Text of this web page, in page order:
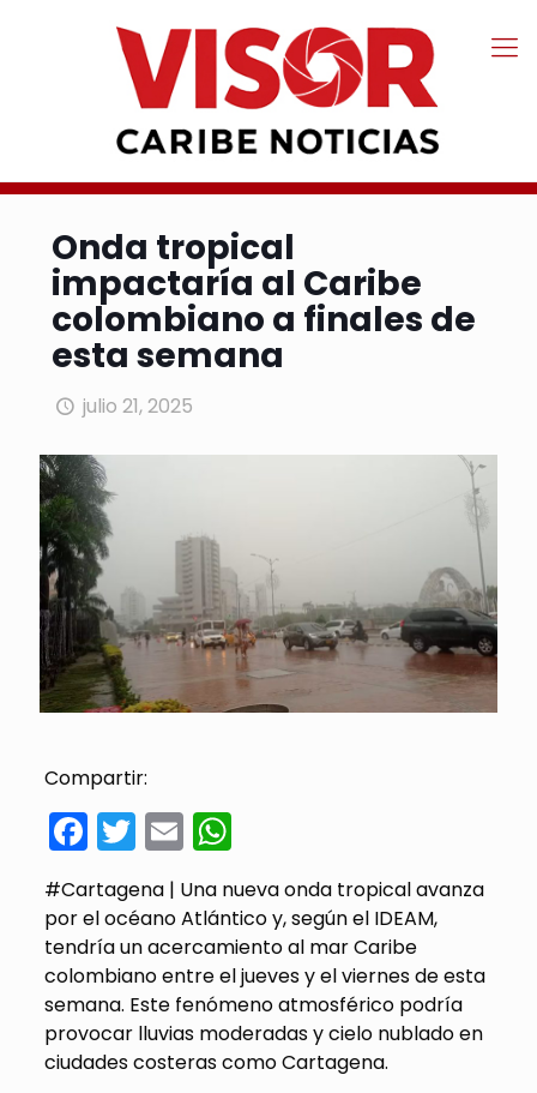
Onda tropical
impactaría al Caribe
colombiano a finales de
esta semana
julio 21, 2025
Compartir:
Facebook
Twitter
EmailWhatsApp
#Cartagena | Una nueva onda tropical avanza
por el océano Atlántico y, según el IDEAM,
tendría un acercamiento al mar Caribe
colombiano entre el jueves y el viernes de esta
semana. Este fenómeno atmosférico podría
provocar lluvias moderadas y cielo nublado en
ciudades costeras como Cartagena.